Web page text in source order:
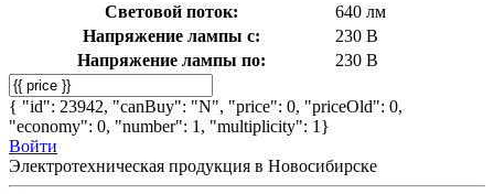
Световой поток:
640 лм
Напряжение лампы с:
230 В
Напряжение лампы по:
230 В
{ "id": 23942, "canBuy": "N", "price": 0, "priceOld": 0,
"economy": 0, "number": 1, "multiplicity": 1}
Войти
Электротехническая продукция в Новосибирске